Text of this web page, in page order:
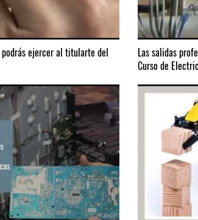
podrás ejercer al titularte del
Las salidas
Curso de